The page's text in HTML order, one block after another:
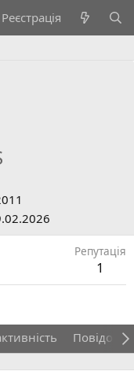
Реєстрація
Репутація
1